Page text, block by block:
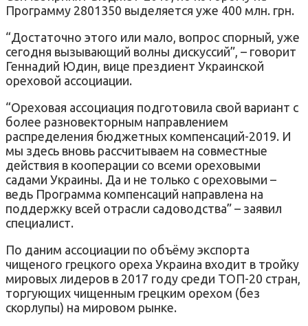
Программу 2801350 выделяется уже 400 млн. грн.
“Достаточно этого или мало, вопрос спорный, уже
сегодня вызывающий волны дискуссий”, – говорит
Геннадий Юдин, вице прездиент Украинской
ореховой ассоциации.
“Ореховая ассоциация подготовила свой вариант с
более разновекторным направлением
распределения бюджетных компенсаций-2019. И
мы здесь вновь рассчитываем на совместные
действия в кооперации со всеми ореховыми
садами Украины. Да и не только с ореховыми –
ведь Программа компенсаций направлена на
поддержку всей отрасли садоводства” – заявил
специалист.
По даним ассоциации по объёму экспорта
чищеного грецкого ореха Украина входит в тройку
мировых лидеров в 2017 году среди ТОП-20 стран,
торгующих чищенным грецким орехом (без
скорлупы) на мировом рынке.